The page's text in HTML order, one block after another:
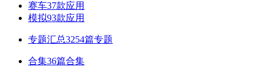
赛车37款应用
模拟93款应用
专题汇总3254篇专题
合集36篇合集